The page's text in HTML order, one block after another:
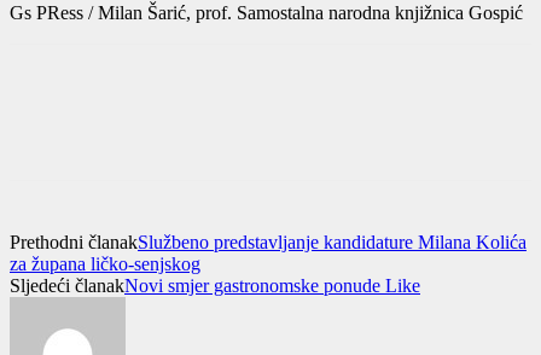
Gs PRess / Milan Šarić, prof. Samostalna narodna knjižnica Gospić
Prethodni članakSlužbeno predstavljanje kandidature Milana Kolića
za župana ličko-senjskog
Sljedeći članakNovi smjer gastronomske ponude Like